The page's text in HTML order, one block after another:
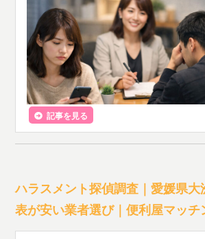
記事を見る
ハラスメント探偵調査｜愛媛県
表が安い業者選び｜便利屋マッチ